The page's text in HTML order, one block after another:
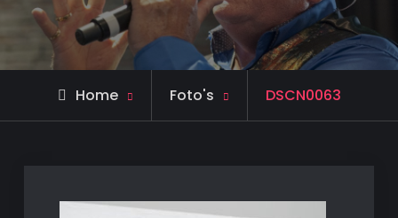
Home Foto's DSCN0063